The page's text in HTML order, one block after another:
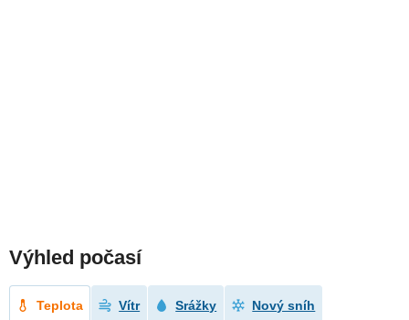
Výhled počasí
Teplota Vítr Srážky Nový sníh